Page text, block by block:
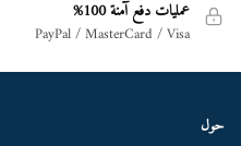
عمليات دفع آمنة 100%
PayPal / MasterCard / Visa
حول